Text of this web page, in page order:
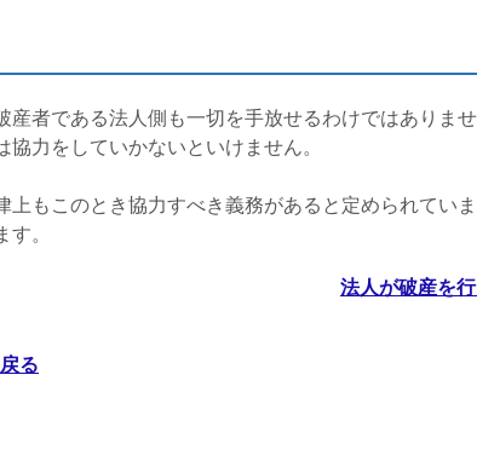
者である法人側も一切を手放せるわけではありま
力をしていかないといけません。
もこのとき協力すべき義務があると定められてい
。
法人が破産を
る